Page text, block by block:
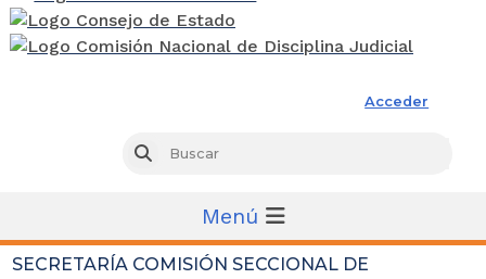
Acceder
Buscar
Menú
SECRETARÍA COMISIÓN SECCIONAL DE